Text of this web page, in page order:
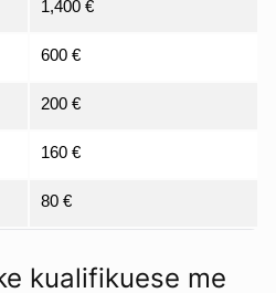
1,400 €
600 €
200 €
160 €
80 €
kualifikuese me